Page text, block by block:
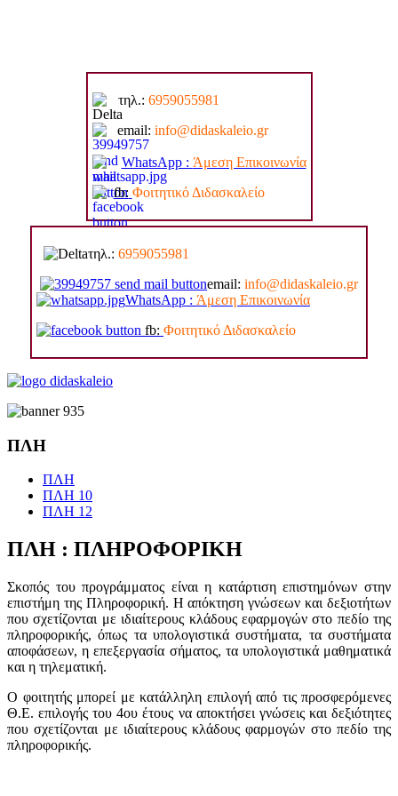
τηλ.: 6959055981
email: info@didaskaleio.gr
WhatsApp : Άμεση Επικοινωνία
fb: Φοιτητικό Διδασκαλείο
τηλ.: 6959055981
email: info@didaskaleio.gr
WhatsApp : Άμεση Επικοινωνία
fb: Φοιτητικό Διδασκαλείο
ΠΛΗ
ΠΛΗ
ΠΛΗ 10
ΠΛΗ 12
ΠΛΗ : ΠΛΗΡΟΦΟΡΙΚΗ
Σκοπός του προγράμματος είναι η κατάρτιση επιστημόνων στην
επιστήμη της Πληροφορική. Η απόκτηση γνώσεων και δεξιοτήτων
που σχετίζονται με ιδιαίτερους κλάδους εφαρμογών στο πεδίο της
πληροφορικής, όπως τα υπολογιστικά συστήματα, τα συστήματα
αποφάσεων, η επεξεργασία σήματος, τα υπολογιστικά μαθηματικά
και η τηλεματική.
Ο φοιτητής μπορεί με κατάλληλη επιλογή από τις προσφερόμενες
Θ.Ε. επιλογής του 4ου έτους να αποκτήσει γνώσεις και δεξιότητες
που σχετίζονται με ιδιαίτερους κλάδους φαρμογών στο πεδίο της
πληροφορικής.